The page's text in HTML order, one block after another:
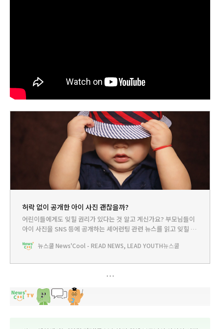
허락 없이 공개한 아이 사진 괜찮을까?
어린이들에게도 잊힐 권리가 있다는 것 알고 계신가요? 부모님들이
아이 사진을 SNS 등에 공개하는 셰어런팅 관련 뉴스를 읽고 잊힐 권
뉴스쿨 News'Cool - READ NEWS, LEAD YOUTH뉴스쿨